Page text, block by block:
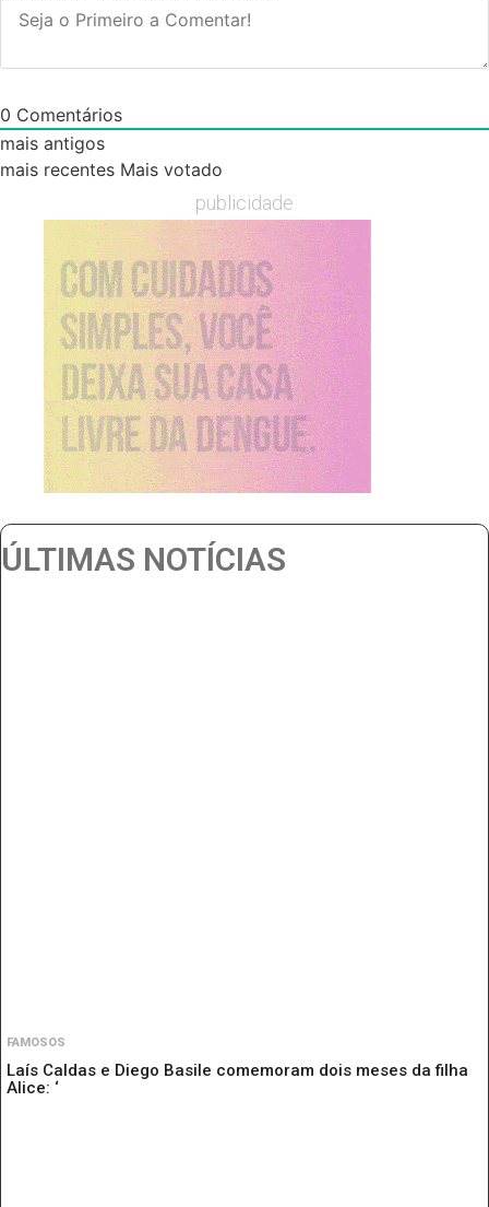
0 Comentários
mais antigos
mais recentes Mais votado
publicidade
ÚLTIMAS NOTÍCIAS
FAMOSOS
Laís Caldas e Diego Basile comemoram dois meses da filha
Alice: ‘